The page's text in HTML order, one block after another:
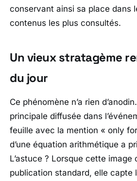
conservant ainsi sa place dans
contenus les plus consultés.
Un vieux stratagème
du jour
Ce phénomène n’a rien
principale diffusée dans
feuille avec la mention « only
d’une équation arithmétique a
L’astuce ? Lorsque cette image
publication standard, elle capte